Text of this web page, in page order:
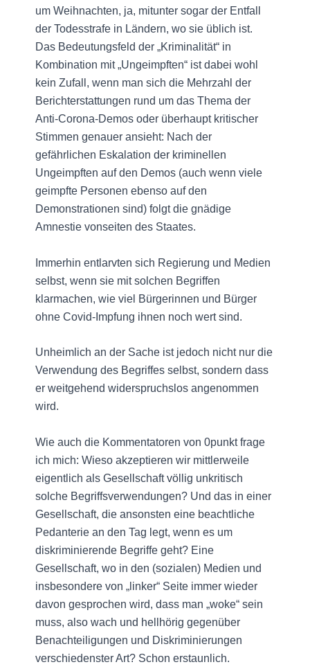
um Weihnachten, ja, mitunter sogar der Entfall
der Todesstrafe in Ländern, wo sie üblich ist.
Das Bedeutungsfeld der „Kriminalität“ in
Kombination mit „Ungeimpften“ ist dabei wohl
kein Zufall, wenn man sich die Mehrzahl der
Berichterstattungen rund um das Thema der
Anti-Corona-Demos oder überhaupt kritischer
Stimmen genauer ansieht: Nach der
gefährlichen Eskalation der kriminellen
Ungeimpften auf den Demos (auch wenn viele
geimpfte Personen ebenso auf den
Demonstrationen sind) folgt die gnädige
Amnestie vonseiten des Staates.
Immerhin entlarvten sich Regierung und Medien
selbst, wenn sie mit solchen Begriffen
klarmachen, wie viel Bürgerinnen und Bürger
ohne Covid-Impfung ihnen noch wert sind.
Unheimlich an der Sache ist jedoch nicht nur die
Verwendung des Begriffes selbst, sondern dass
er weitgehend widerspruchslos angenommen
wird.
Wie auch die Kommentatoren von 0punkt frage
ich mich: Wieso akzeptieren wir mittlerweile
eigentlich als Gesellschaft völlig unkritisch
solche Begriffsverwendungen? Und das in einer
Gesellschaft, die ansonsten eine beachtliche
Pedanterie an den Tag legt, wenn es um
diskriminierende Begriffe geht? Eine
Gesellschaft, wo in den (sozialen) Medien und
insbesondere von „linker“ Seite immer wieder
davon gesprochen wird, dass man „woke“ sein
muss, also wach und hellhörig gegenüber
Benachteiligungen und Diskriminierungen
verschiedenster Art? Schon erstaunlich.